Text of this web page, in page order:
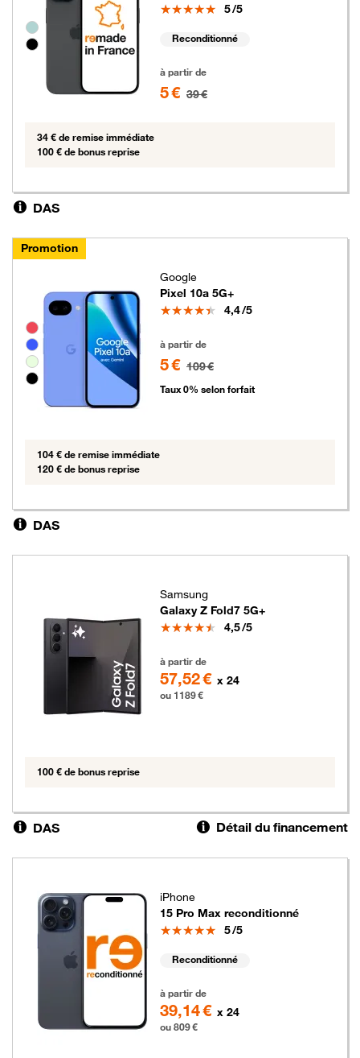
Groupe de couleurs disponibles non sélectionnables
Note
5/5
Reconditionné
à partir de
5 € 39 €
34 € de remise immédiate
100 € de bonus reprise
DAS
Promotion
Groupe de couleurs disponibles non sélectionnables
Google
Pixel 10a 5G+
Note
4,4/5
à partir de
5 € 109 €
Taux 0% selon forfait
104 € de remise immédiate
120 € de bonus reprise
DAS
Samsung
Galaxy Z Fold7 5G+
Note
4,5/5
à partir de
57,52 € x 24
ou 1189 €
100 € de bonus reprise
DAS Détail du financement
iPhone
15 Pro Max reconditionné
Note
5/5
Reconditionné
à partir de
39,14 € x 24
ou 809 €